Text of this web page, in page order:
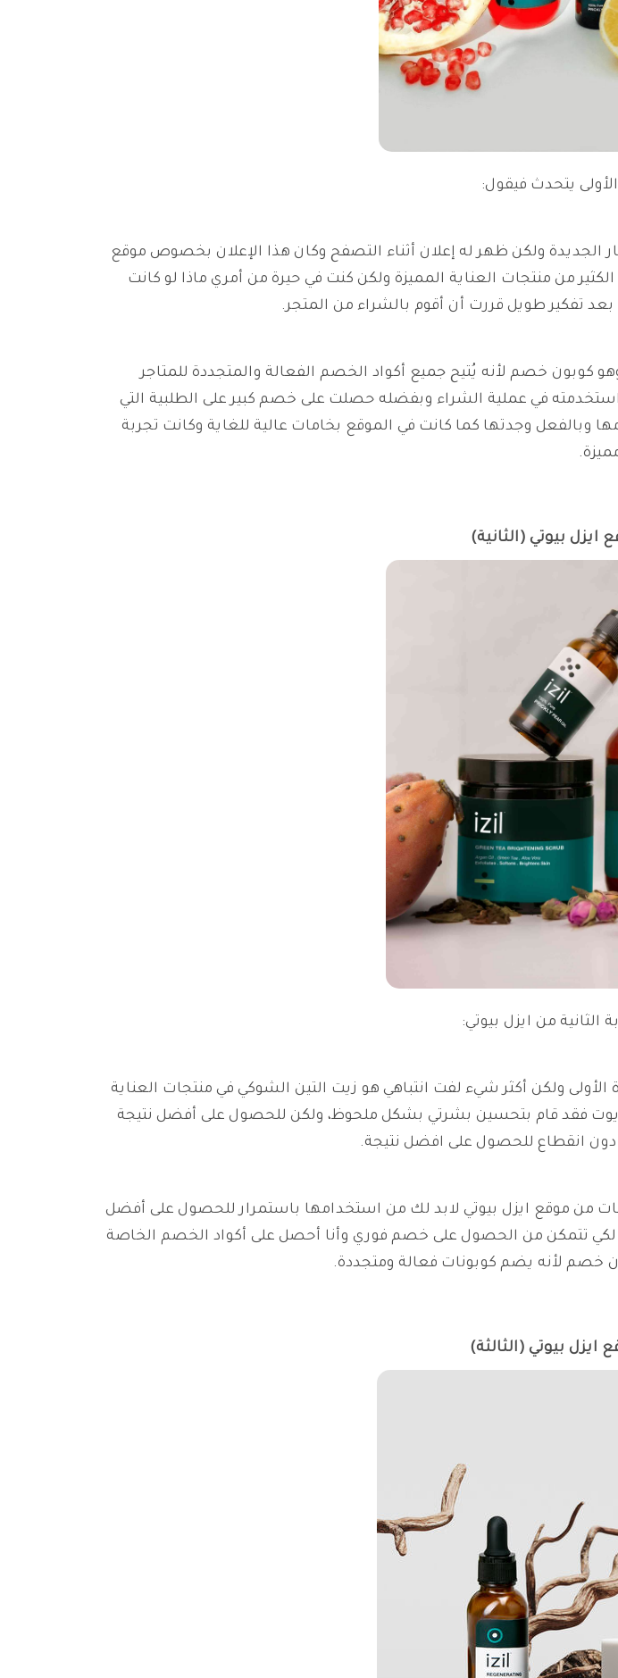
يتحدث فيقول:
الجديدة ولكن ظهر له إعلان أثناء التصفح وكان هذا الإعلان بخصوص موقع
من منتجات العناية المميزة ولكن كنت في حيرة من أمري ماذا لو كانت
بعد تفكير طويل قررت أن أقوم بالشراء من المتجر.
كوبون خصم لأنه يُتيح جميع أكواد الخصم الفعالة والمتجددة للمتاجر
في عملية الشراء وبفضله حصلت على خصم كبير على الطلبية التي
وبالفعل وجدتها كما كانت في الموقع بخامات عالية للغاية وكانت تجربة
الثانية من ايزل بيوتي:
ولكن أكثر شيء لفت انتباهي هو زيت التين الشوكي في منتجات العناية
فقد قام بتحسين بشرتي بشكل ملحوظ، ولكن للحصول على أفضل نتيجة
انقطاع للحصول على افضل نتيجة.
من موقع ايزل بيوتي لابد لك من استخدامها باستمرار للحصول على أفضل
لكي تتمكن من الحصول على خصم فوري وأنا أحصل على أكواد الخصم الخاصة
خصم لأنه يضم كوبونات فعالة ومتجددة.